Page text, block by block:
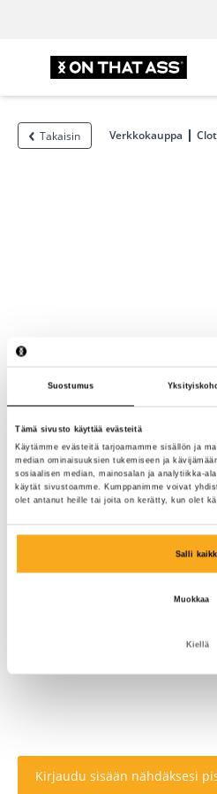
Suostumus
Tämä sivusto käyttää evästeitä
Käytämme evästeitä tarjoamamme sisällön ja
median ominaisuuksien tukemiseen ja
sosiaalisen median, mainosalan ja analytiikka-
käytät sivustoamme. Kumppanimme voivat
olet antanut heille tai joita on kerätty, kun olet
Salli
Muokkaa
Kiellä
Takaisin Verkkokauppa
Kirjaudu sisään nähdäksesi